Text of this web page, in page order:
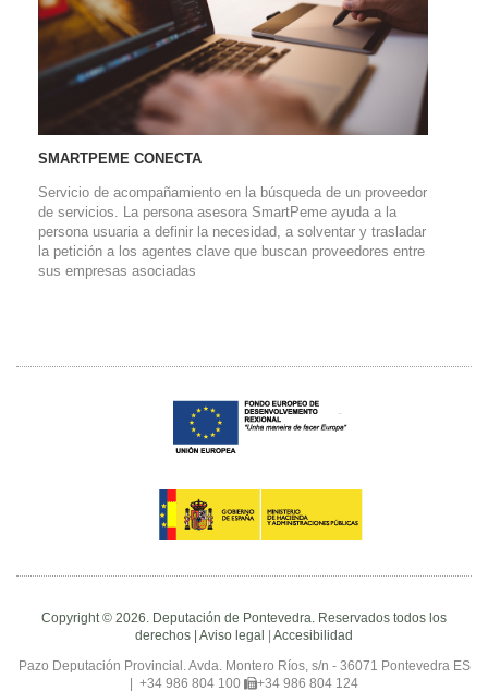
SMARTPEME CONECTA
Servicio de acompañamiento en la búsqueda de un proveedor
de servicios. La persona asesora SmartPeme ayuda a la
persona usuaria a definir la necesidad, a solventar y trasladar
la petición a los agentes clave que buscan proveedores entre
sus empresas asociadas
Copyright © 2026. Deputación de Pontevedra. Reservados todos los
derechos | Aviso legal Accesibilidad
Pazo Deputación Provincial. Avda. Montero Ríos, s/n - 36071 Pontevedra ES
+34 986 804 100 +34 986 804 124